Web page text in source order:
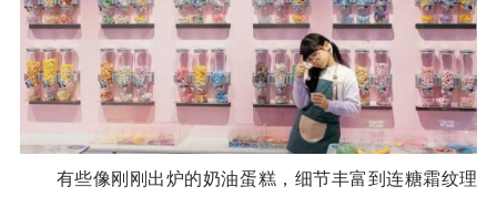
有些像刚刚出炉的奶油蛋糕，细节丰富到连糖霜纹理